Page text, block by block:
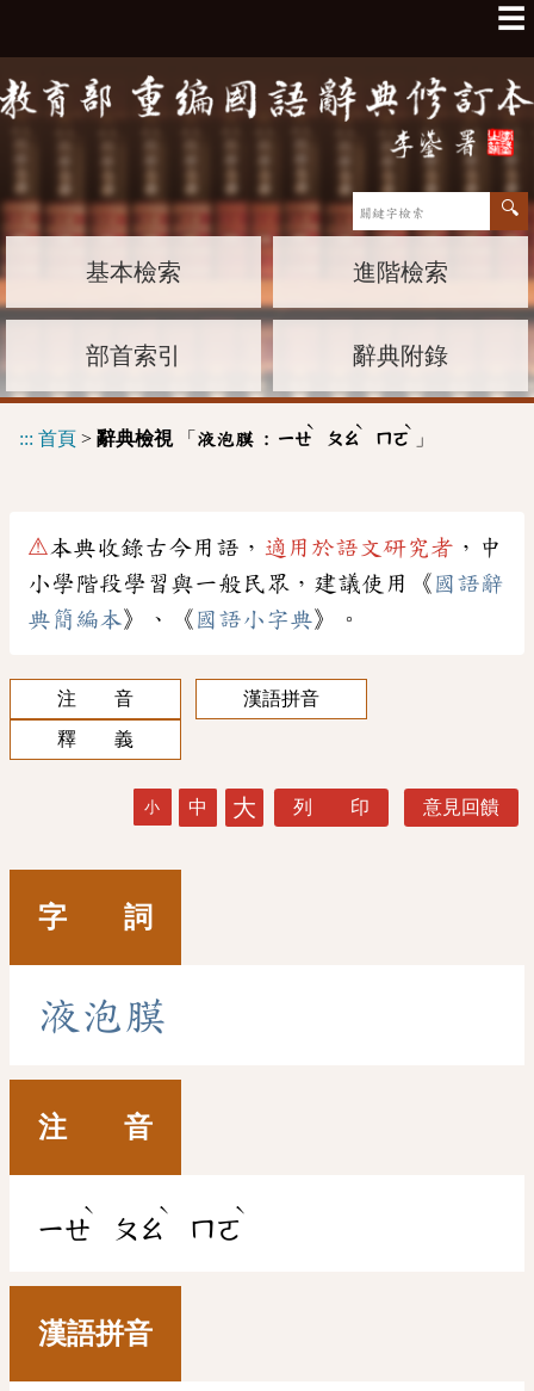
☰
基本檢索 進階檢索
部首索引 辭典附錄
::: 首頁 > 辭典檢視「 液泡膜 : ㄧㄝ
ˋ
ㄆㄠ
ˋ
ㄇㄛ
ˋ
」
⚠本典收錄古今用語， 適用於語文研究者 ，中
小學階段學習與一般民眾，建議使用《 國語辭
典簡編本》、《 國語小字典》。
注 音
漢語拼音
釋 義
小 中 大 列 印 意見回饋
字 詞
液 泡 膜
注 音
ㄧㄝ
ˋ
ㄆㄠ
ˋ
ㄇㄛ
ˋ
漢語拼音